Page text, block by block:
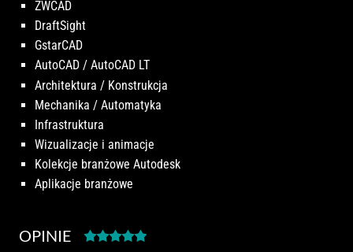
ZWCAD
DraftSight
GstarCAD
AutoCAD / AutoCAD LT
Architektura / Konstrukcja
Mechanika / Automatyka
Infrastruktura
Wizualizacje i animacje
Kolekcje branżowe Autodesk
Aplikacje branżowe
OPINIE